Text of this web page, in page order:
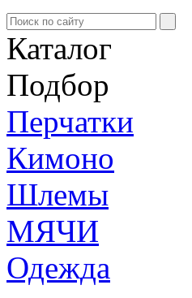
Каталог
Подбор
Перчатки
Кимоно
Шлемы
МЯЧИ
Одежда